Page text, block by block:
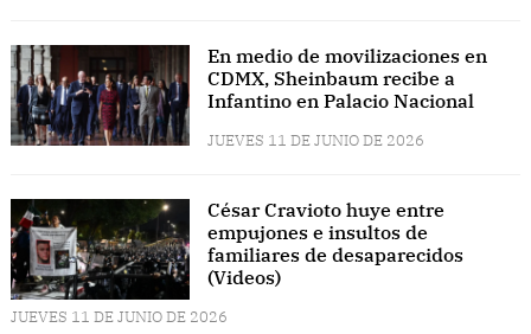
En medio de movilizaciones en
CDMX, Sheinbaum recibe a
Infantino en Palacio Nacional
JUEVES 11 DE JUNIO DE 2026
César Cravioto huye entre
empujones e insultos de
familiares de desaparecidos
(Videos)
JUEVES 11 DE JUNIO DE 2026